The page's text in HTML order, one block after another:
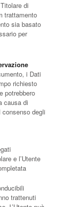
di
trattamento
sia basato
per
i Dati
richiesto
potrebbero
causa di
degli
e l’Utente
trattenuti